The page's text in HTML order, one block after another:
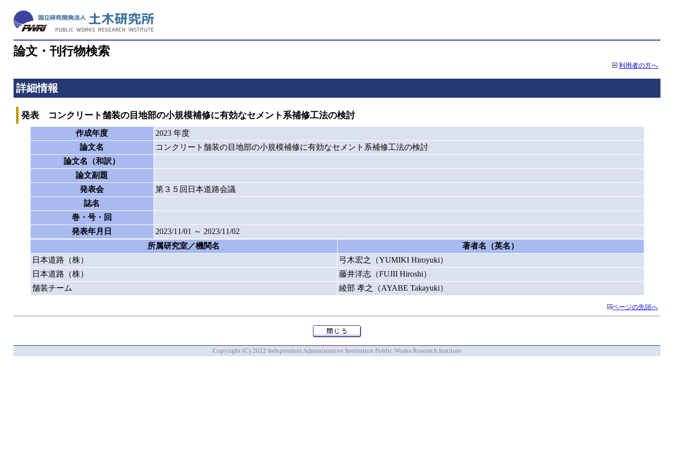
論文・刊行物検索
利用者の方へ
詳細情報
発表 コンクリート舗装の目地部の小規模補修に有効なセメント系補修工法の検討
作成年度
2023 年度
論文名
コンクリート舗装の目地部の小規模補修に有効なセメント系補修工法の検討
論文名（和訳）
論文副題
発表会
第３５回日本道路会議
誌名
巻・号・回
発表年月日
2023/11/01 ～ 2023/11/02
所属研究室／機関名
著者名（英名）
日本道路（株）
弓木宏之（YUMIKI Hiroyuki）
日本道路（株）
藤井洋志（FUJII Hiroshi）
舗装チーム
綾部 孝之（AYABE Takayuki）
ページの先頭へ
Copyright (C) 2022 Independent Administrative Institution Public Works Research Institute